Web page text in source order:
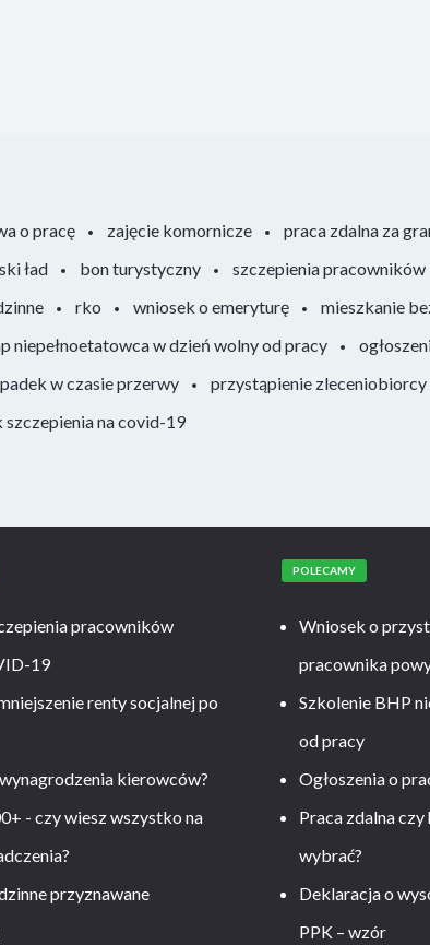
o pracę zajęcie komornicze praca zdalna za
ład bon turystyczny szczepienia pracowników
rko wniosek o emeryturę mieszkanie
niepełnoetatowca w dzień wolny od pracy
w czasie przerwy przystąpienie zleceniobiorcy
szczepienia na covid-19
pracowników
19
renty socjalnej po
kierowców?
- czy wiesz wszystko na
przyznawane
POLECAMY
Wniosek o
pracownika
Szkolenie BHP
od pracy
Ogłoszenia o
Praca zdalna
wybrać?
Deklaracja o
PPK – wzór